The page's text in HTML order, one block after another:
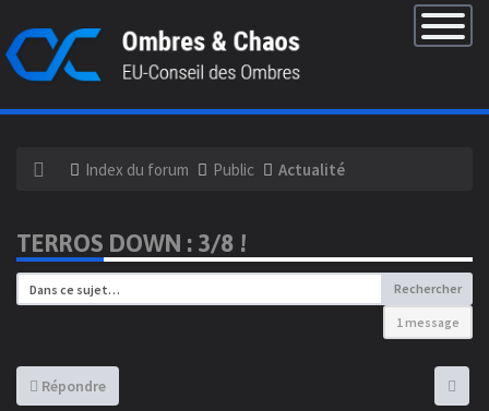
Basculer
la
×
Index du forum Public Actualité
TERROS DOWN : 3/8 !
Rechercher
1 message
Répondre